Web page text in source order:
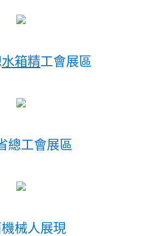
水箱精工會展區
總工會展區
械人展現